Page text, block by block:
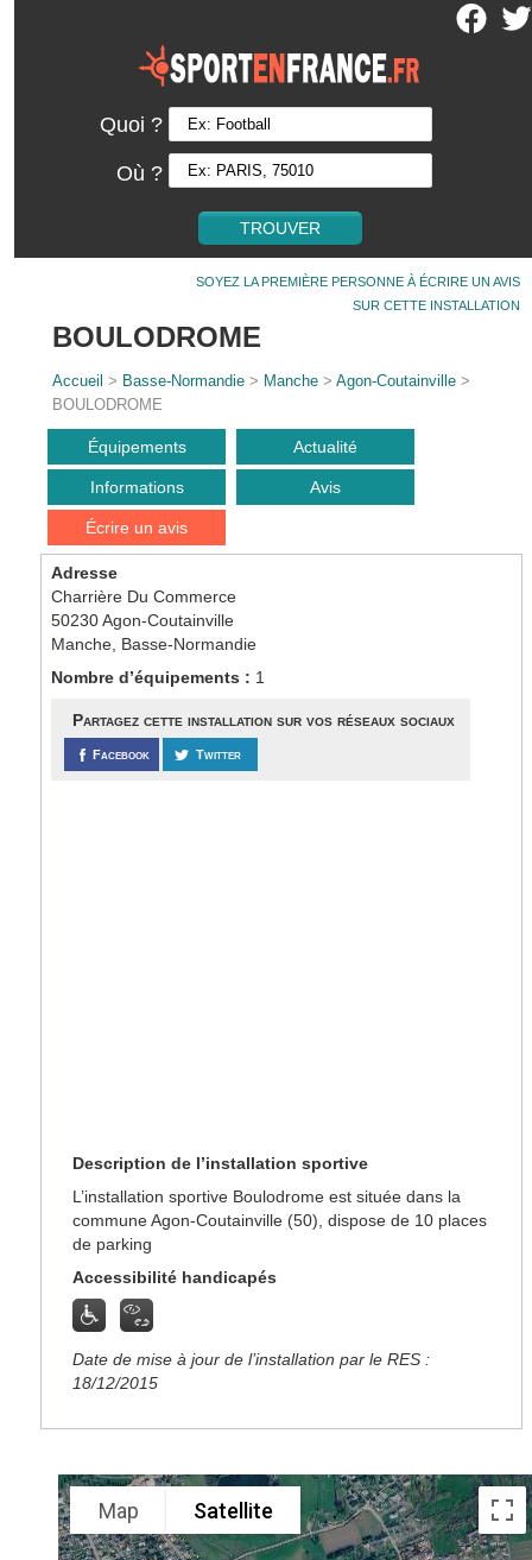
Quoi ?
Où ?
SOYEZ LA PREMIÈRE PERSONNE À ÉCRIRE UN AVIS
SUR CETTE INSTALLATION
BOULODROME
Accueil > Basse-Normandie > Manche >Agon-Coutainville >
BOULODROME
Équipements Actualité
Informations Avis
Écrire un avis
Adresse
Charrière Du Commerce
50230 Agon-Coutainville
Manche, Basse-Normandie
Nombre d’équipements : 1
Partagez cette installation sur vos réseaux sociaux
Facebook Twitter
Description de l’installation sportive
L’installation sportive Boulodrome est située dans la
commune Agon-Coutainville (50), dispose de 10 places
de parking
Accessibilité handicapés
Date de mise à jour de l’installation par le RES :
18/12/2015
Map Satellite